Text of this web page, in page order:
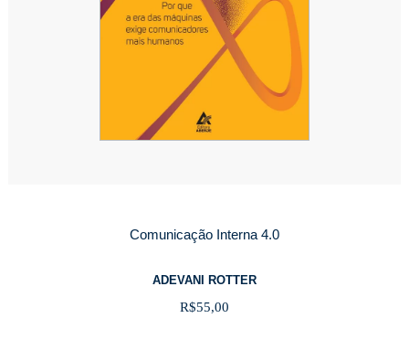
Comunicação Interna 4.0
ADEVANI ROTTER
R$55,00